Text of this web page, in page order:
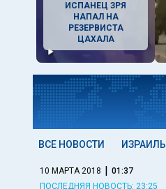
ИСПАНЕЦ ЗРЯ
НАПАЛ НА
РЕЗЕРВИСТА
ЦАХАЛА
ВСЕ НОВОСТИ ИЗРАИЛЬ
10 МАРТА 2018 | 01:37
ПОСЛЕДНЯЯ НОВОСТЬ: 23:25